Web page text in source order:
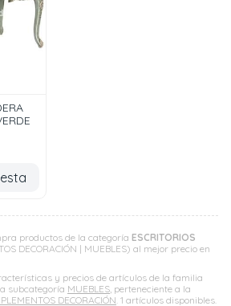
productos de la categoría ESCRITORIOS
DECORACIÓN | MUEBLES) al mejor precio en
y precios de artículos de la familia
subcategoría MUEBLES, perteneciente a la
DECORACIÓN. 1 artículos disponibles.